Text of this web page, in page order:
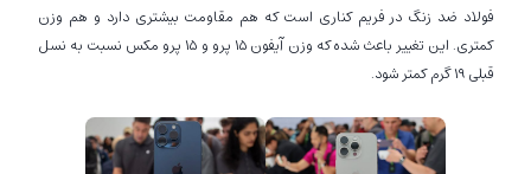
فولاد ضد زنگ در فریم کناری است که هم مقاومت بیشتری دارد و هم وزن
کمتری. این تغییر باعث شده که وزن آیفون 15 پرو و 15 پرو مکس نسبت به نسل
قبلی 19 گرم کمتر شود.